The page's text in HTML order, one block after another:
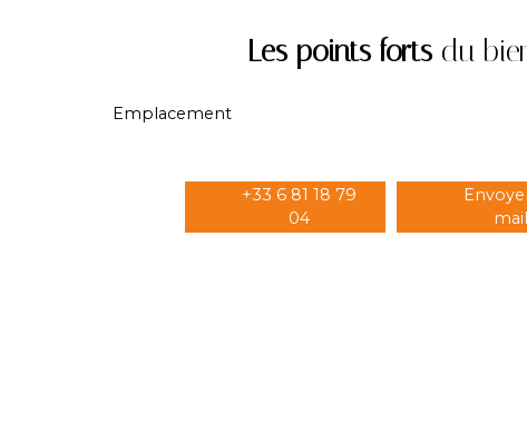
Les points forts du
Emplacement
+33 6 81 18 79
04
mail